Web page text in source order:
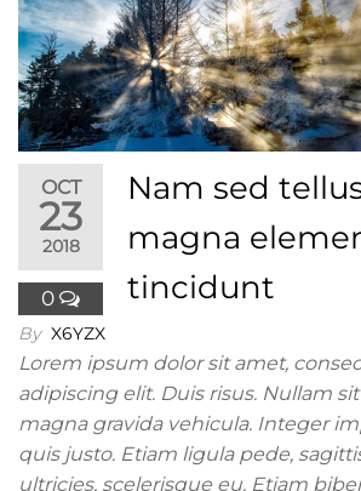
OCT
23
2018
0
Nam sed
magna
tincidunt
By X6YZX
Lorem ipsum dolor sit amet,
adipiscing elit. Duis risus. Nullam
magna gravida vehicula. Integer
quis justo. Etiam ligula pede,
ultricies, scelerisque eu. Etiam